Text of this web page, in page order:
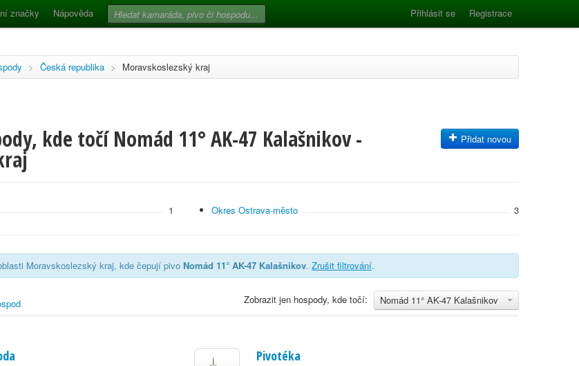
značky Nápověda Přihlásit se Registrace
> Česká republika > Moravskoslezský kraj
kde točí Nomád 11° AK-47 Kalašnikov - Přidat novou
1 Okres Ostrava-město 3
Moravskoslezský kraj, kde čepují pivo Nomád 11° AK-47 Kalašnikov. Zrušit filtrování.
Nomád 11° AK-47 Kalašnikov
Zobrazit jen hospody, kde točí:
Pivotéka